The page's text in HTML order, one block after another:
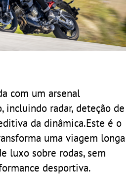
com um arsenal
incluindo radar, deteção de
da dinâmica.Este é o
uma viagem longa
luxo sobre rodas, sem
desportiva.